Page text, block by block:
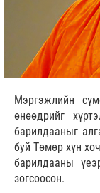
Мэргэжлийн
өнөөдрийг
барилдааныг
буй Төмөр хүн
барилдааны
зогсоосон.